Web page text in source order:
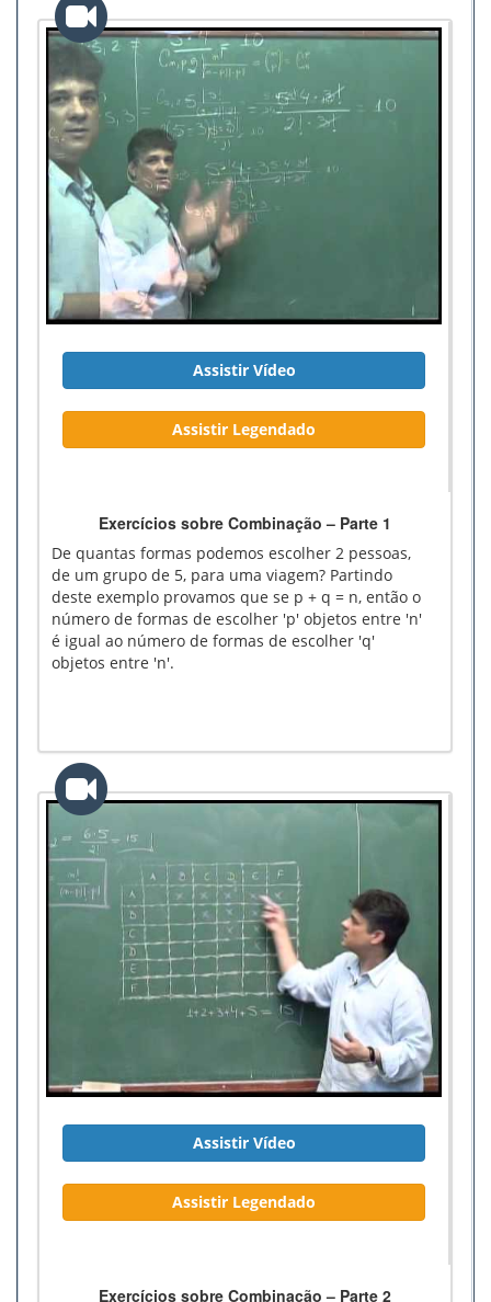
Assistir Vídeo
Assistir Legendado
Exercícios sobre Combinação – Parte 1
De quantas formas podemos escolher 2 pessoas,
de um grupo de 5, para uma viagem? Partindo
deste exemplo provamos que se p + q = n, então o
número de formas de escolher 'p' objetos entre 'n'
é igual ao número de formas de escolher 'q'
objetos entre 'n'.
Assistir Vídeo
Assistir Legendado
Exercícios sobre Combinação – Parte 2